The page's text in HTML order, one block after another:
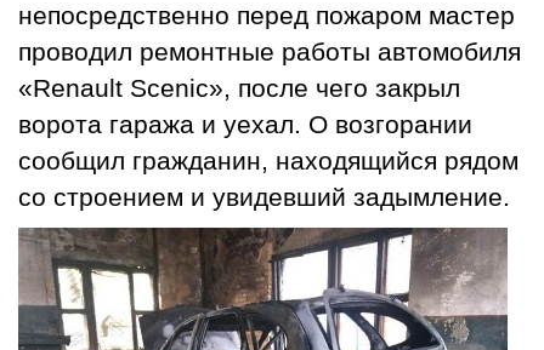
непосредственно перед пожаром мастер
проводил ремонтные работы автомобиля
«Renault Scenic», после чего закрыл
ворота гаража и уехал. О возгорании
сообщил гражданин, находящийся рядом
со строением и увидевший задымление.